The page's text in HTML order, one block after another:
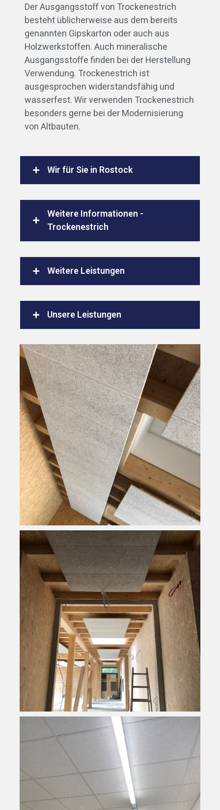
Der Ausgangsstoff von Trockenestrich
besteht üblicherweise aus dem bereits
genannten Gipskarton oder auch aus
Holzwerkstoffen. Auch mineralische
Ausgangsstoffe finden bei der Herstellung
Verwendung. Trockenestrich ist
ausgesprochen widerstandsfähig und
wasserfest. Wir verwenden Trockenestrich
besonders gerne bei der Modernisierung
von Altbauten.
Wir für Sie in Rostock
Weitere Informationen -
Trockenestrich
Weitere Leistungen
Unsere Leistungen